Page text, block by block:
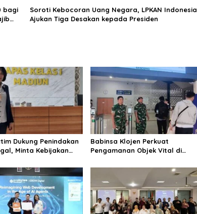
bagi
Soroti Kebocoran Uang Negara, LPKAN Indonesia
Ajukan Tiga Desakan kepada Presiden
Dukung Penindakan
Minta Kebijakan
Babinsa Klojen Perkuat
Pengamanan Objek Vital di